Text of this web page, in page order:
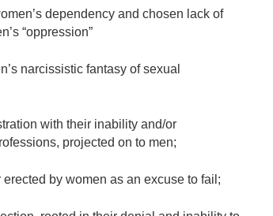
dependency and chosen lack of
“oppression”
narcissistic fantasy of sexual
with their inability and/or
projected on to men;
by women as an excuse to fail;